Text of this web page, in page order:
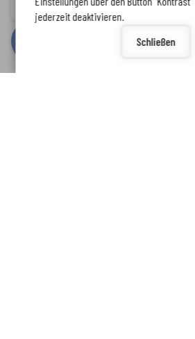
Barrierefreiheit
bycm citymedia GmbH
www.enkreis.de möchte Ihnen
jederzeit deaktivieren.
Schließen